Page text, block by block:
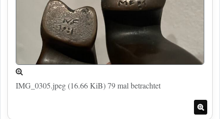
IMG_0305.jpeg (16.66 KiB) 79 mal betrachtet